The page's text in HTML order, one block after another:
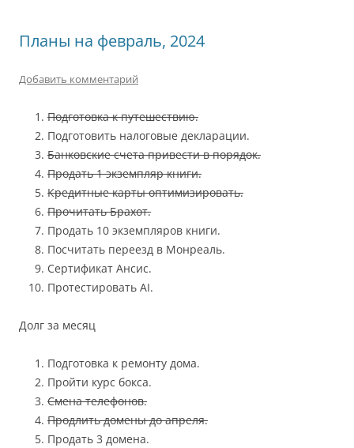
Планы на февраль, 2024
Добавить комментарий
Подготовка к путешествию.
Подготовить налоговые декларации.
Банковские счета привести в порядок.
Продать 1 экземпляр книги.
Кредитные карты оптимизировать.
Прочитать Брахот.
Продать 10 экземпляров книги.
Посчитать переезд в Монреаль.
Сертификат Ансис.
Протестировать AI.
Долг за месяц
Подготовка к ремонту дома.
Пройти курс бокса.
Смена телефонов.
Продлить домены до апреля.
Продать 3 домена.